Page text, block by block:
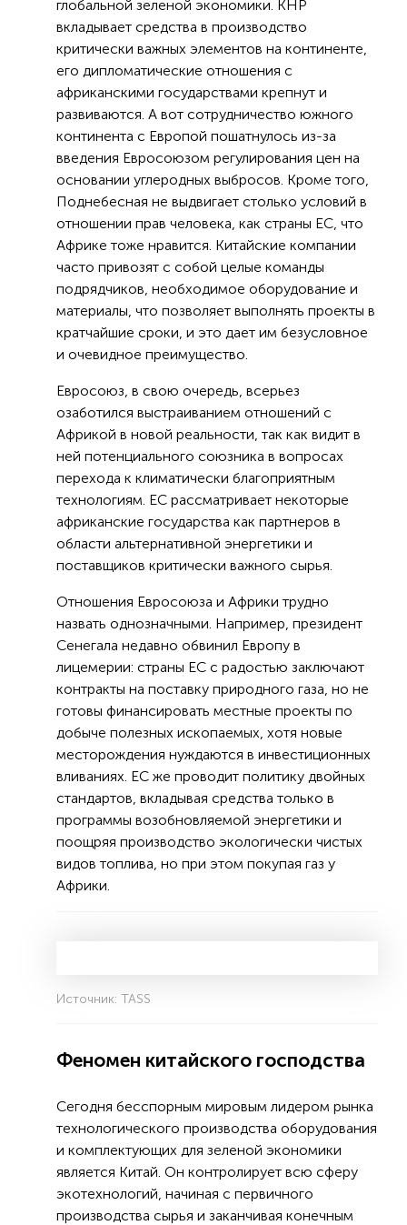
глобальной зеленой экономики. КНР
вкладывает средства в производство
критически важных элементов на континенте,
его дипломатические отношения с
африканскими государствами крепнут и
развиваются. А вот сотрудничество южного
континента с Европой пошатнулось из-за
введения Евросоюзом регулирования цен на
основании углеродных выбросов. Кроме того,
Поднебесная не выдвигает столько условий в
отношении прав человека, как страны ЕС, что
Африке тоже нравится. Китайские компании
часто привозят с собой целые команды
подрядчиков, необходимое оборудование и
материалы, что позволяет выполнять проекты в
кратчайшие сроки, и это дает им безусловное
и очевидное преимущество.
Евросоюз, в свою очередь, всерьез
озаботился выстраиванием отношений с
Африкой в новой реальности, так как видит в
ней потенциального союзника в вопросах
перехода к климатически благоприятным
технологиям. ЕС рассматривает некоторые
африканские государства как партнеров в
области альтернативной энергетики и
поставщиков критически важного сырья.
Отношения Евросоюза и Африки трудно
назвать однозначными. Например, президент
Сенегала недавно обвинил Европу в
лицемерии: страны ЕС с радостью заключают
контракты на поставку природного газа, но не
готовы финансировать местные проекты по
добыче полезных ископаемых, хотя новые
месторождения нуждаются в инвестиционных
вливаниях. ЕС же проводит политику двойных
стандартов, вкладывая средства только в
программы возобновляемой энергетики и
поощряя производство экологически чистых
видов топлива, но при этом покупая газ у
Африки.
Источник: TASS
Феномен китайского господства
Сегодня бесспорным мировым лидером рынка
технологического производства оборудования
и комплектующих для зеленой экономики
является Китай. Он контролирует всю сферу
экотехнологий, начиная с первичного
производства сырья и заканчивая конечным